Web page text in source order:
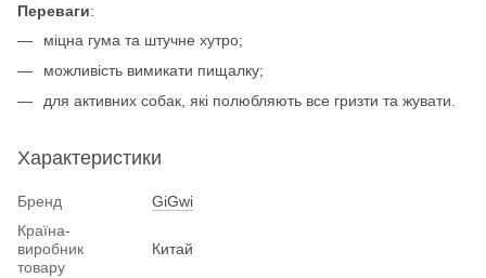
Переваги:
міцна гума та штучне хутро;
можливість вимикати пищалку;
для активних собак, які полюбляють все гризти та жувати.
Характеристики
Бренд
GiGwi
Країна-
виробник
товару
Китай